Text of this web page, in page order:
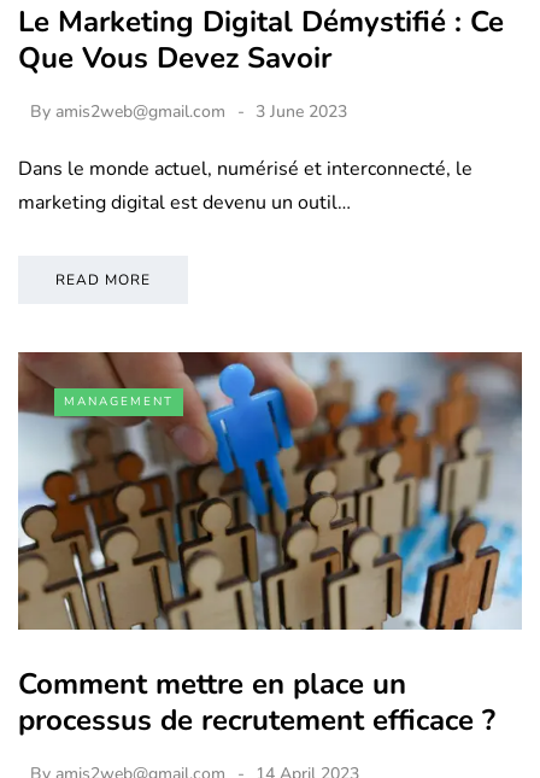
Le Marketing Digital Démystifié : Ce
Que Vous Devez Savoir
By amis2web@gmail.com 3 June 2023
Dans le monde actuel, numérisé et interconnecté, le
marketing digital est devenu un outil…
READ MORE
MANAGEMENT
Comment mettre en place un
processus de recrutement efficace ?
By amis2web@gmail.com 14 April 2023